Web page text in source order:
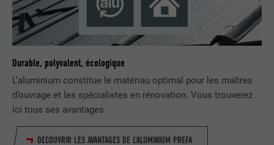
Durable, polyvalent, écologique
L’aluminium constitue le matériau optimal pour les maîtres
d’ouvrage et les spécialistes en rénovation. Vous trouverez
ici tous ses avantages.
DÉCOUVRIR LES AVANTAGES DE L'ALUMINIUM PREFA
NOM bscookie
EXPIRATION 2 ans
UTILITÉ
Utilisé par le service de réseau social
LinkedIn pour suivre l'utilisation de
services intégrés